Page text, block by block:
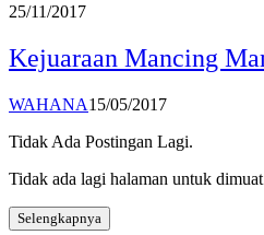
25/11/2017
Kejuaraan Mancing
WAHANA15/05/2017
Tidak Ada Postingan Lagi.
Tidak ada lagi halaman untuk
Selengkapnya